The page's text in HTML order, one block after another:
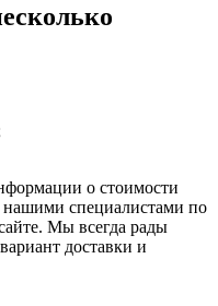
о стоимости
нашими специалистами по
Мы всегда рады
доставки и